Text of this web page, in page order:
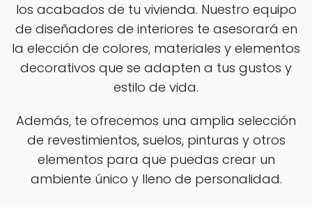
los acabados de tu vivienda. Nuestro equipo
de diseñadores de interiores te asesorará en
la elección de colores, materiales y elementos
decorativos que se adapten a tus gustos y
estilo de vida.
Además, te ofrecemos una amplia selección
de revestimientos, suelos, pinturas y otros
elementos para que puedas crear un
ambiente único y lleno de personalidad.